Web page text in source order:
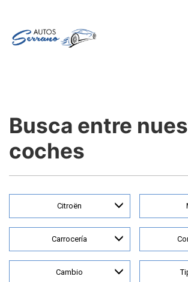
Busca entre
coches
Citroën
Carrocería
Cambio